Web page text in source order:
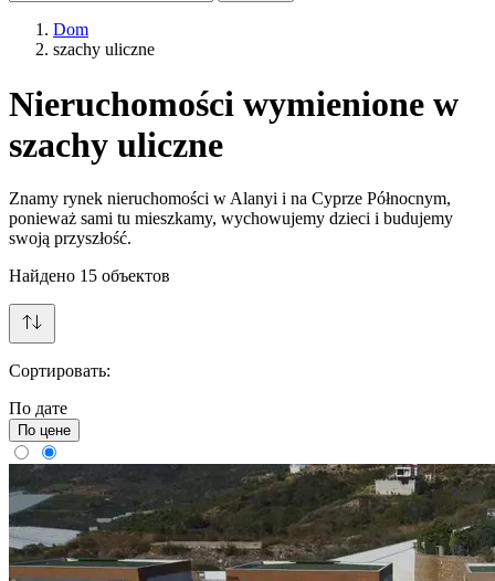
Dom
szachy uliczne
Nieruchomości wymienione w
szachy uliczne
Znamy rynek nieruchomości w Alanyi i na Cyprze Północnym,
ponieważ sami tu mieszkamy, wychowujemy dzieci i budujemy
swoją przyszłość.
Найдено 15 объектов
Сортировать:
По дате
По цене